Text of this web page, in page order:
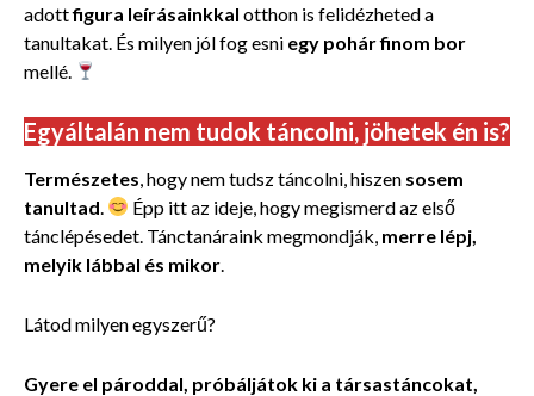
adottfigura leírásainkkal otthon is felidézheted a
tanultakat. És milyen jól fog esni egy pohár finom bor
mellé.
Egyáltalán nem tudok táncolni, jöhetek én is?
Természetes, hogy nem tudsz táncolni, hiszen sosem
tanultad.
Épp itt az ideje, hogy megismerd az első
tánclépésedet. Tánctanáraink megmondják, merre lépj,
melyik lábbal és mikor.
Látod milyen egyszerű?
Gyere el pároddal, próbáljátok ki a társastáncokat,